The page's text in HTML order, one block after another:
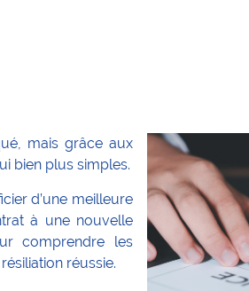
mais grâce aux
bien plus simples.
d’une meilleure
à une nouvelle
comprendre les
réussie.